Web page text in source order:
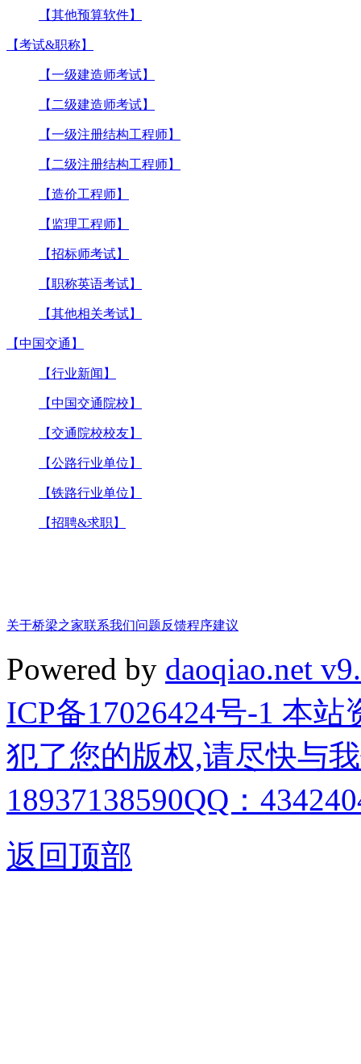
【其他预算软件】
【考试&职称】
【一级建造师考试】
【二级建造师考试】
【一级注册结构工程师】
【二级注册结构工程师】
【造价工程师】
【监理工程师】
【招标师考试】
【职称英语考试】
【其他相关考试】
【中国交通】
【行业新闻】
【中国交通院校】
【交通院校校友】
【公路行业单位】
【铁路行业单位】
【招聘&求职】
关于桥梁之家联系我们问题反馈程序建议
Powered by daoqiao.net
ICP备17026424号-1 本
犯了您的版权,请尽快与
18937138590QQ：
返回顶部